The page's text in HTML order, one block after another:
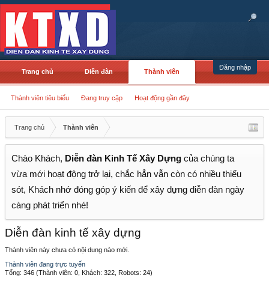
Đăng nhập
Trang chủ Diễn đàn Thành viên
Thành viên tiêu biểu Đang truy cập Hoạt động gần đây
Trang chủ Thành viên
Chào Khách, Diễn đàn Kinh Tế Xây Dựng của chúng ta
vừa mới hoạt động trở lại, chắc hẳn vẫn còn có nhiều thiếu
sót, Khách nhớ đóng góp ý kiến để xây dựng diễn đàn ngày
càng phát triển nhé!
Diễn đàn kinh tế xây dựng
Thành viên này chưa có nội dung nào mới.
Thành viên đang trực tuyến
Tổng: 346 (Thành viên: 0, Khách: 322, Robots: 24)